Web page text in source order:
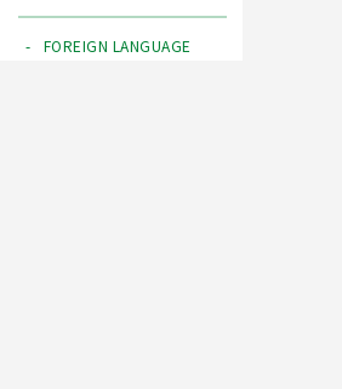
FOREIGN LANGUAGE